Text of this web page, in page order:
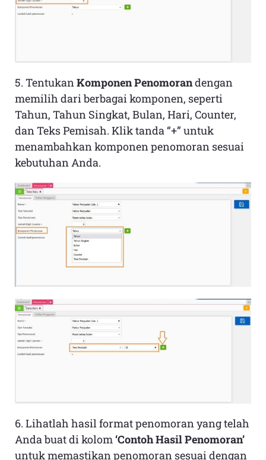
5. TentukanKomponen Penomorandengan
memilih dari berbagai komponen, seperti
Tahun, Tahun Singkat, Bulan, Hari, Counter,
dan Teks Pemisah. Klik tanda “+” untuk
menambahkan komponen penomoran sesuai
kebutuhan Anda.
6. Lihatlah hasil format penomoran yang telah
Anda buat di kolom‘Contoh Hasil Penomoran’
untuk memastikan penomoran sesuai dengan